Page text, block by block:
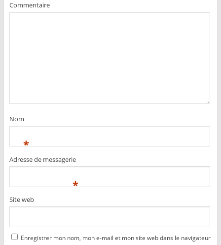
Commentaire
Nom
*
Adresse de messagerie
*
Site web
Enregistrer mon nom, mon e-mail et mon site web dans le navigateur